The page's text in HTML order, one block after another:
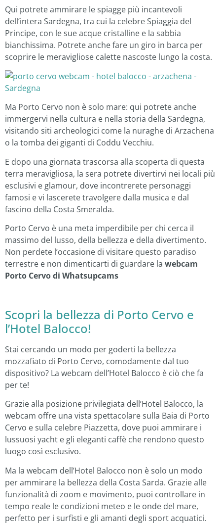
Qui potrete ammirare le spiagge più incantevoli
dell’intera Sardegna, tra cui la celebre Spiaggia del
Principe, con le sue acque cristalline e la sabbia
bianchissima. Potrete anche fare un giro in barca per
scoprire le meravigliose calette nascoste lungo la costa.
Ma Porto Cervo non è solo mare: qui potrete anche
immergervi nella cultura e nella storia della Sardegna,
visitando siti archeologici come la nuraghe di Arzachena
o la tomba dei giganti di Coddu Vecchiu.
E dopo una giornata trascorsa alla scoperta di questa
terra meravigliosa, la sera potrete divertirvi nei locali più
esclusivi e glamour, dove incontrerete personaggi
famosi e vi lascerete travolgere dalla musica e dal
fascino della Costa Smeralda.
Porto Cervo è una meta imperdibile per chi cerca il
massimo del lusso, della bellezza e della divertimento.
Non perdete l’occasione di visitare questo paradiso
terrestre e non dimenticarti di guardare la webcam
Porto Cervo di Whatsupcams
Scopri la bellezza di Porto Cervo e
l’Hotel Balocco!
Stai cercando un modo per goderti la bellezza
mozzafiato di Porto Cervo, comodamente dal tuo
dispositivo? La webcam dell’Hotel Balocco è ciò che fa
per te!
Grazie alla posizione privilegiata dell’Hotel Balocco, la
webcam offre una vista spettacolare sulla Baia di Porto
Cervo e sulla celebre Piazzetta, dove puoi ammirare i
lussuosi yacht e gli eleganti caffè che rendono questo
luogo così esclusivo.
Ma la webcam dell’Hotel Balocco non è solo un modo
per ammirare la bellezza della Costa Sarda. Grazie alle
funzionalità di zoom e movimento, puoi controllare in
tempo reale le condizioni meteo e le onde del mare,
perfetto per i surfisti e gli amanti degli sport acquatici.